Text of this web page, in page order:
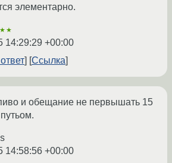
элементарно.
14:29:29 +00:00
Ссылка
и обещание не первышать 15
14:58:56 +00:00